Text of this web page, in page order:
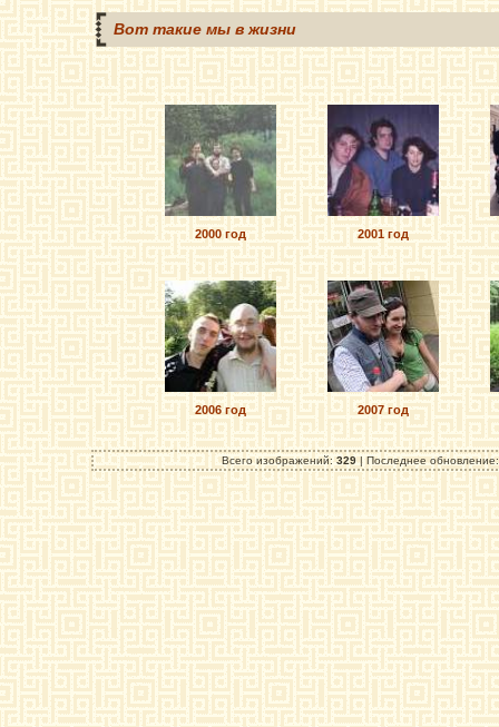
Вот такие мы в жизни
2000 год 2001 год
2006 год 2007 год
Всего изображений:329| Последнее